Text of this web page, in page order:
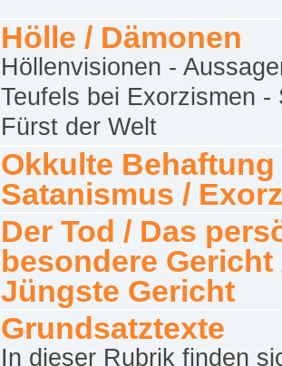
Hölle / Dämonen
Höllenvisionen -
Teufels bei Exorzismen -
Fürst der Welt
Okkulte Behaftung
Satanismus /
Der Tod / Das
besondere Gericht
Jüngste Gericht
Grundsatztexte
In dieser Rubrik finden